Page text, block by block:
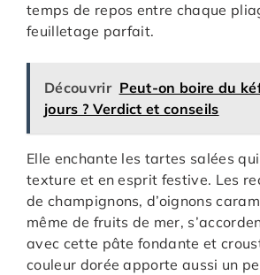
temps de repos entre chaque
feuilletage parfait.
Découvrir Peut-on boire du
jours ? Verdict et conseils
Elle enchante les tartes salées
texture et en esprit festive. Les
de champignons, d’oignons
même de fruits de mer,
avec cette pâte fondante et
couleur dorée apporte aussi un